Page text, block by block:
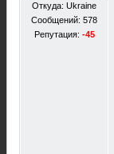
Откуда: Ukraine
Сообщений: 578
Репутация: -45